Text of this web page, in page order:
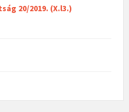
20/2019. (X.l3.)